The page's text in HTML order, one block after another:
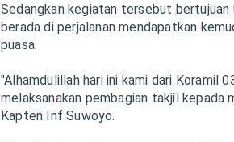
Sedangkan kegiatan tersebut
berada di perjalanan mendapatkan
puasa.
"Alhamdulillah hari ini kami dari Koramil
melaksanakan pembagian takjil kepada
Kapten Inf Suwoyo.